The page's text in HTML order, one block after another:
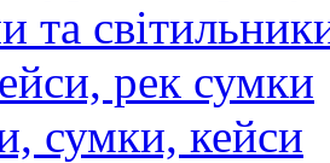
та
рек сумки
сумки, кейси